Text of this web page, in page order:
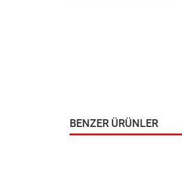
BENZER ÜRÜNLER